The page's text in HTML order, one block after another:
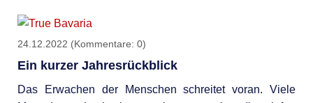
über
den
24.12.2022 (Kommentare: 0)
Ein kurzer Jahresrückblick
Das Erwachen der Menschen schreitet voran. Viele